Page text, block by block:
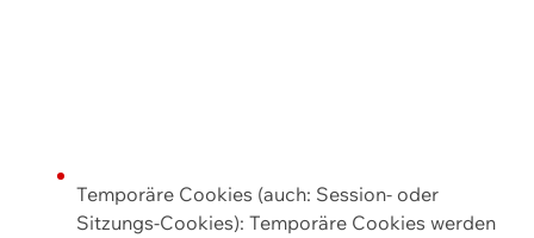
Temporäre Cookies (auch: Session- oder
Sitzungs-Cookies): Temporäre Cookies werden